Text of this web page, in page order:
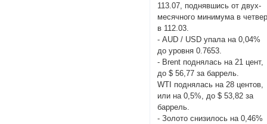
113.07, поднявшись от двух-
месячного минимума в
в 112.03.
- AUD / USD упала на 0,04%
до уровня 0.7653.
- Brent поднялась на 21 цент,
до $ 56,77 за баррель.
WTI поднялась на 28 центов,
или на 0,5%, до $ 53,82 за
баррель.
- Золото снизилось на 0,46%